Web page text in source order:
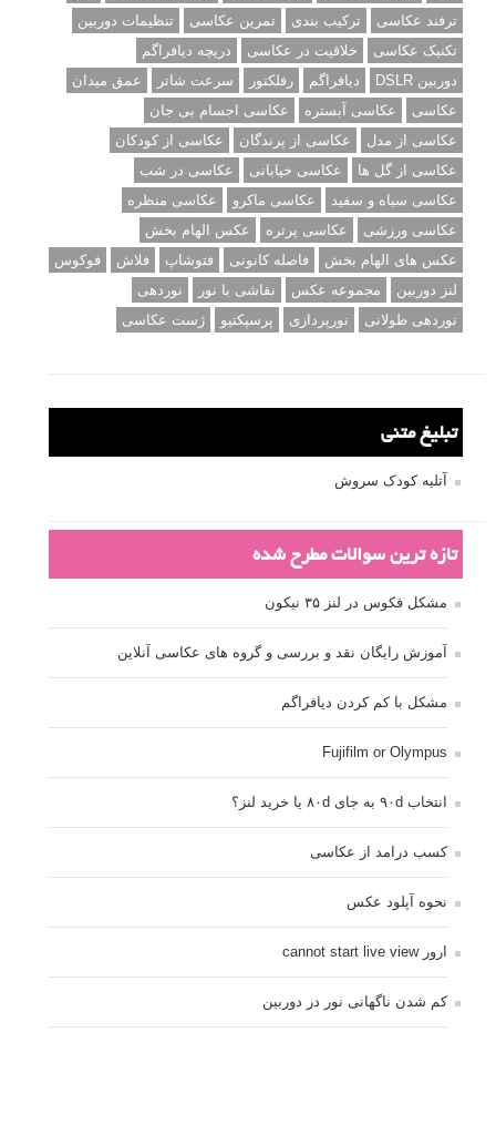
ترفند عکاسی
ترکیب بندی تمرین عکاسی
تنظیمات دوربین
تکنیک عکاسی
خلاقیت در عکاسی
دریچه دیافراگم
دوربین DSLR
دیافراگم رفلکتور سرعت شاتر
عمق میدان
عکاسی
عکاسی آبستره
عکاسی اجسام بی جان
عکاسی از مدل
عکاسی از پرندگان
عکاسی از کودکان
عکاسی از گل ها
عکاسی خیابانی
عکاسی در شب
عکاسی سیاه و سفید
عکاسی ماکرو
عکاسی منظره
عکاسی ورزشی
عکاسی پرتره
عکس الهام بخش
عکس های الهام بخش
فاصله کانونی فتوشاپ فلاش
فوکوس
لنز دوربین
مجموعه عکس نقاشی با نور
نوردهی
نوردهی طولانی
نورپردازی پرسپکتیو ژست عکاسی
تبلیغ متنی
آتلیه کودک سروش
تازه ترین سوالات مطرح شده
مشکل فکوس در لنز ۳۵ نیکون
آموزش رایگان نقد و بررسی و گروه های عکاسی آنلاین
مشکل با کم کردن دیافراگم
Fujifilm or Olympus
انتخاب ۹۰d به جای ۸۰d یا خرید لنز؟
کسب درامد از عکاسی
نحوه آپلود عکس
ارور cannot start live view
کم شدن ناگهانی نور در دوربین